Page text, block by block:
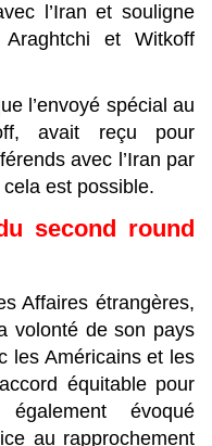
l’Iran et souligne
et Witkoff
l’envoyé spécial au
avait reçu pour
avec l’Iran par
est possible.
second round
Affaires étrangères,
volonté de son pays
les Américains et les
équitable pour
évoqué
au rapprochement